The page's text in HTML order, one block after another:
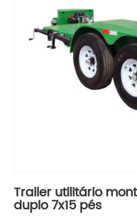
Trailer utilitário
duplo 7x15 pés